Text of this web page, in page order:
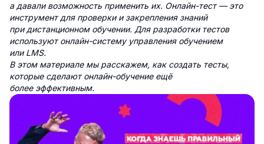
а давали возможность применить их. Онлайн-тест — это
инструмент для проверки и закрепления знаний
при дистанционном обучении. Для разработки тестов
используют онлайн-систему управления обучением
или LMS.
В этом материале мы расскажем, как создать тесты,
которые сделают онлайн-обучение ещё
более эффективным.